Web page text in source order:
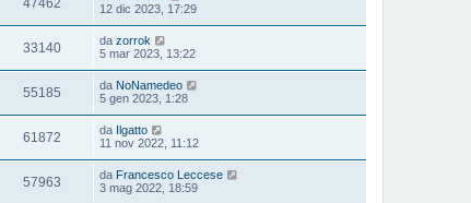
12 dic 2023, 17:29
33140 da zorrok
5 mar 2023, 13:22
55185 da NoNamedeo
5 gen 2023, 1:28
61872 da Ilgatto
11 nov 2022, 11:12
57963 da Francesco Leccese
3 mag 2022, 18:59